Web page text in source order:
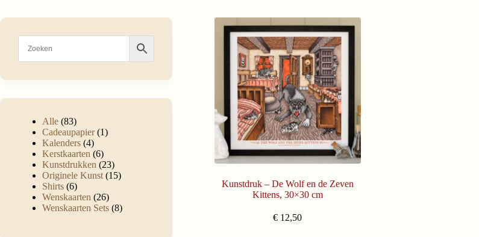
Kunstdruk – De Wolf en de Zeven
Kittens, 30×30 cm
€ 12,50
Alle 83
Cadeaupapier 1
Kalenders 4
Kerstkaarten 6
Kunstdrukken
23
Originele Kunst 15
Shirts 6
Wenskaarten
26
Wenskaarten Sets 8